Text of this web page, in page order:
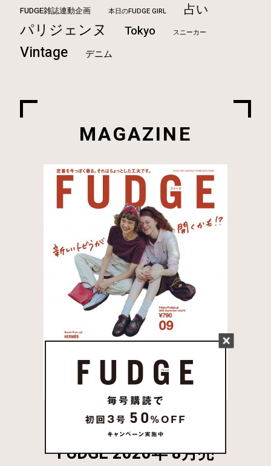
FUDGE雑誌連動企画 本日のFUDGE GIRL 占い
パリジェンヌ Tokyo スニーカー
Vintage デニム
MAGAZINE
FUDGE 2026年 8月売